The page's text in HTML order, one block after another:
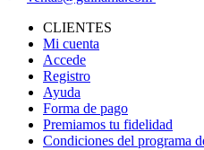
CLIENTES
Mi cuenta
Accede
Registro
Ayuda
Forma de pago
Premiamos tu fidelidad
Condiciones del programa